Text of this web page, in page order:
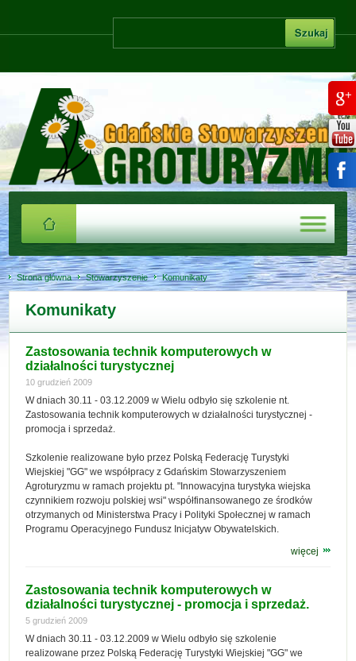
Strona główna Stowarzyszenie Komunikaty
Komunikaty
Zastosowania technik komputerowych w
działalności turystycznej
10 grudzień 2009
W dniach 30.11 - 03.12.2009 w Wielu odbyło się szkolenie nt.
Zastosowania technik komputerowych w działalności turystycznej -
promocja i sprzedaż.
Szkolenie realizowane było przez Polską Federację Turystyki
Wiejskiej "GG" we współpracy z Gdańskim Stowarzyszeniem
Agroturyzmu w ramach projektu pt. "Innowacyjna turystyka wiejska
czynnikiem rozwoju polskiej wsi" współfinansowanego ze środków
otrzymanych od Ministerstwa Pracy i Polityki Społecznej w ramach
Programu Operacyjnego Fundusz Inicjatyw Obywatelskich.
więcej
Zastosowania technik komputerowych w
działalności turystycznej - promocja i sprzedaż.
5 grudzień 2009
W dniach 30.11 - 03.12.2009 w Wielu odbyło się szkolenie
realizowane przez Polską Federację Turystyki Wiejskiej "GG" we